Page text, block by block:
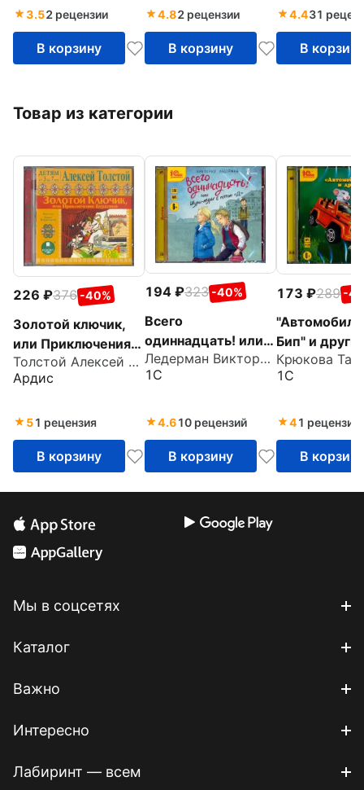
3.52 рецензии
В корзину
4.82 рецензии
В корзину
4.431
В корзину
Товар из категории
226 376 -40%
Золотой ключик,
или Приключения
Буратино (CDmp3)
Толстой Алексей Николаевич
Ардис
51 рецензия
В корзину
194 323 -40%
Всего
одиннадцать! или
Шуры-муры в
пятом Д (CDmp3)
Ледерман Виктория Валерьевна
1С
4.610 рецензий
В корзину
173 289 -
Бип" и
истории.
(CDmp3)
1С
41 рецензия
В корзину
Мы в соцсетях
Каталог
Важно
Интересно
Лабиринт — всем